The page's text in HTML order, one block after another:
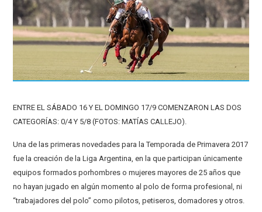
ENTRE EL SÁBADO 16 Y EL DOMINGO 17/9 COMENZARON LAS DOS
CATEGORÍAS: 0/4 Y 5/8 (FOTOS: MATÍAS CALLEJO).
Una de las primeras novedades para la Temporada de Primavera 2017
fue la creación de la Liga Argentina, en la que participan únicamente
equipos formados porhombres o mujeres mayores de 25 años que
no hayan jugado en algún momento al polo de forma profesional, ni
“trabajadores del polo” como pilotos, petiseros, domadores y otros.